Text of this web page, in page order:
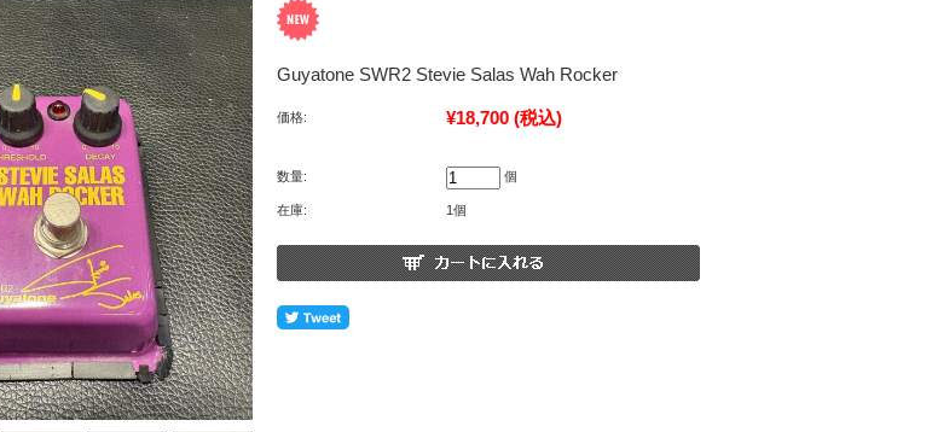
Guyatone SWR2 Stevie Salas Wah Rocker
価格: ¥18,700 (税込)
数量: 個
在庫: 1個